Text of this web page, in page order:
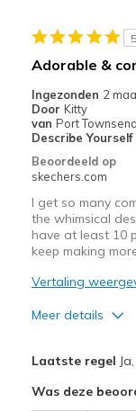
Going Out
Sizing
View On Shoes
5
Adorable &
Ingezonden 2
Door Kitty
van Port
Describe Yourself
Beoordeeld op
skechers.com
I get so many
the whimsical
have at least 10
keep making
Vertaling
Meer details
Comfortable
Laatste regel
Was deze